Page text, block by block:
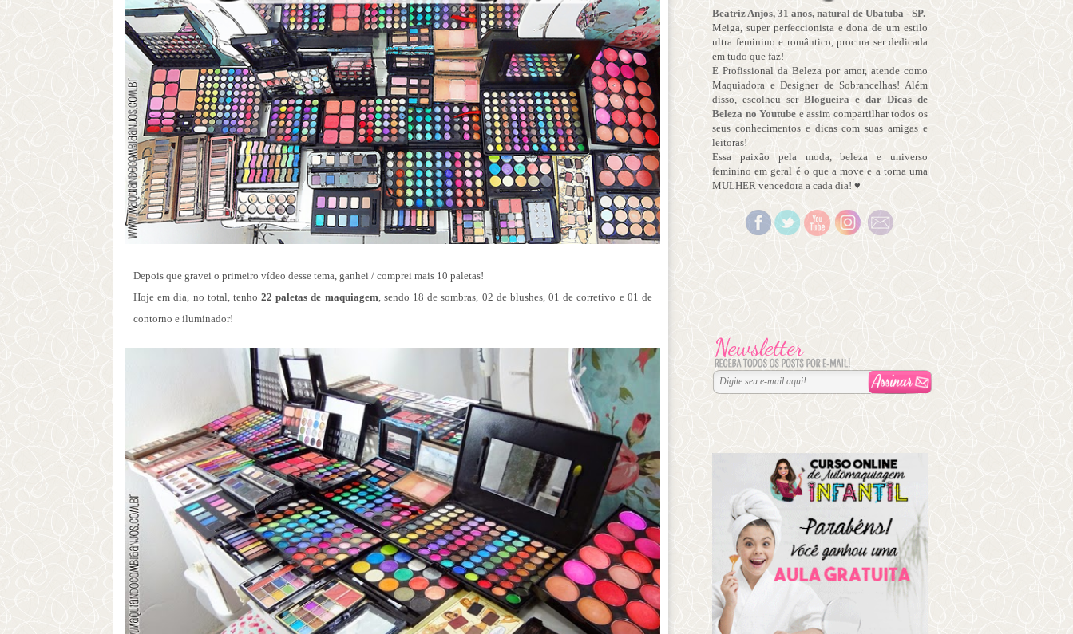
Depois que gravei o primeiro vídeo desse tema, ganhei / comprei mais 10 paletas!
Hoje em dia, no total, tenho22 paletas de maquiagem, sendo 18 de sombras, 02 de blushes, 01 de corretivo e 01 de
contorno e iluminador!
Beatriz Anjos, 31 anos, natural de Ubatuba - SP.
Meiga, super perfeccionista e dona de um estilo
ultra feminino e romântico, procura ser dedicada
em tudo que faz!
É Profissional da Beleza por amor, atende como
Maquiadora e Designer de Sobrancelhas! Além
disso, escolheu ser Blogueira e dar Dicas de
Beleza no Youtube e assim compartilhar todos os
seus conhecimentos e dicas com suas amigas e
leitoras!
Essa paixão pela moda, beleza e universo
feminino em geral é o que a move e a torna uma
MULHER vencedora a cada dia! ♥